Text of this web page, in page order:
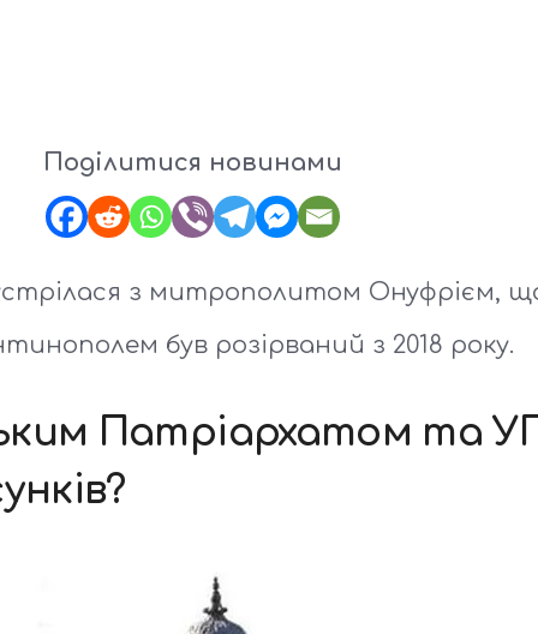
Поділитися новинами
з митрополитом Онуфрієм,
був розірваний з 2018 року.
Патріархатом та